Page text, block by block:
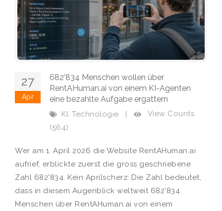
27
Apr
682'834 Menschen wollen über
RentAHuman.ai von einem KI-Agenten
eine bezahlte Aufgabe ergattern
KI, Technologie |
View Counts
(564)
Wer am 1. April 2026 die Website RentAHuman.ai
aufrief, erblickte zuerst die gross geschriebene
Zahl 682'834. Kein Aprilscherz: Die Zahl bedeutet,
dass in diesem Augenblick weltweit 682'834
Menschen über RentAHuman.ai von einem